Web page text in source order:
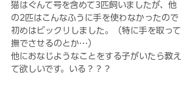
猫はぐんて号を含めて3匹飼いましたが、他
の2匹はこんなふうに手を使わなかったので
初めはビックリしました。（特に手を取って
撫でさせるのとか…）
他におなじようなことをする子がいたら教え
て欲しいです。いる？？？